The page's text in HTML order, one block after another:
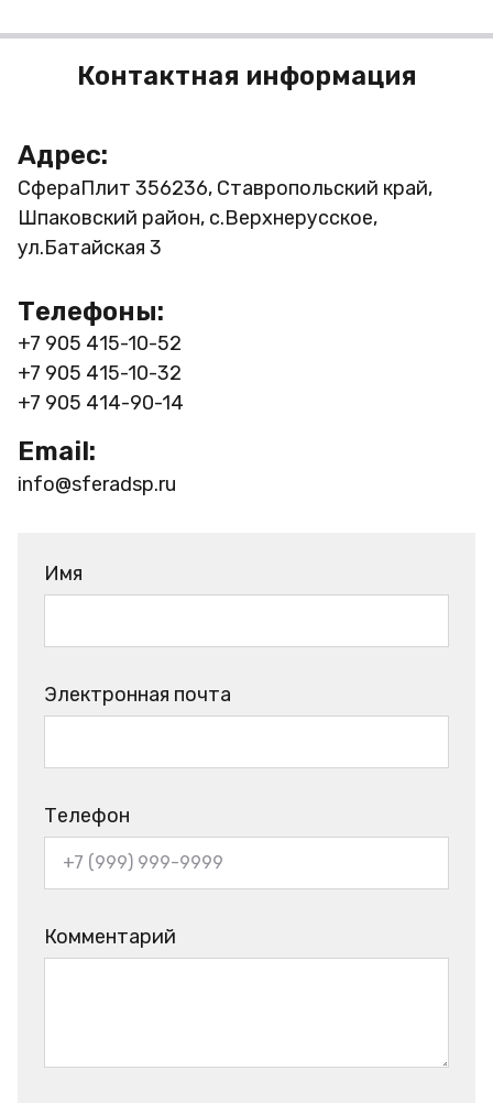
Контактная информация
Адрес:
СфераПлит 356236, Ставропольский край,
Шпаковский район, с.Верхнерусское,
ул.Батайская 3
Телефоны:
+7 905 415-10-52
+7 905 415-10-32
+7 905 414-90-14
Email:
info@sferadsp.ru
Имя
Электронная почта
Телефон
Комментарий